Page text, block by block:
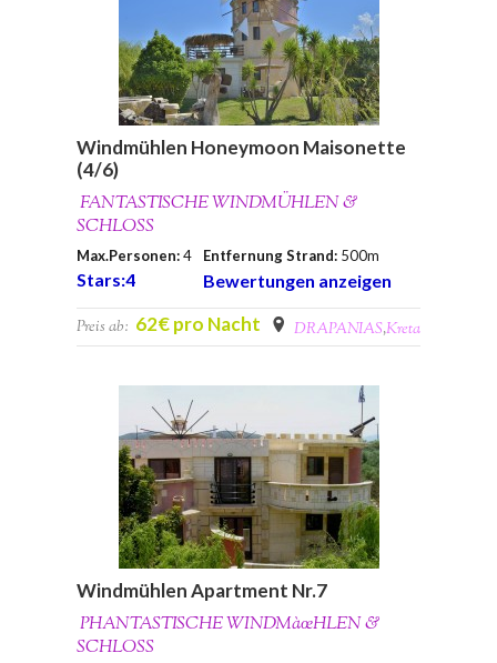
Windmühlen Honeymoon Maisonette
(4/6)
FANTASTISCHE WINDMÜHLEN &
SCHLOSS
Max.Personen:4 Entfernung Strand: 500m
Stars:4 Bewertungen anzeigen
Preis ab: 62€ pro Nacht DRAPANIAS,Kreta
Windmühlen Apartment Nr.7
PHANTASTISCHE WINDMàœHLEN &
SCHLOSS